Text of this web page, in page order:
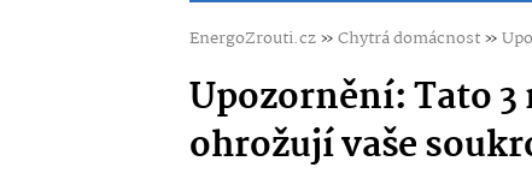
EnergoZrouti.cz»Chytrá domácnost»
Upozornění: Tato
ohrožují vaše